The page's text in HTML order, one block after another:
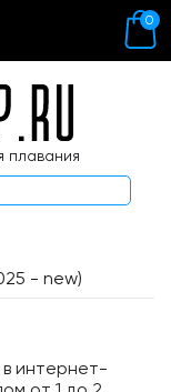
плавания
0
- new)
интернет-